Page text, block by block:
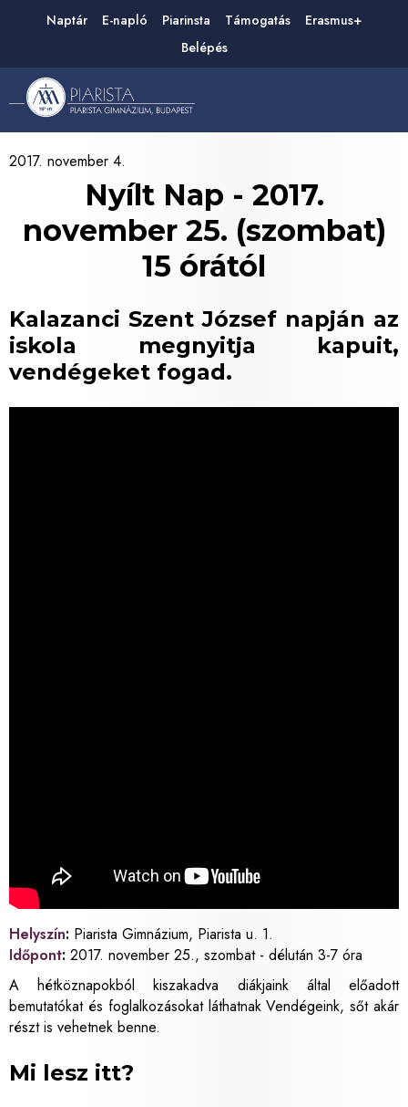
Naptár E-napló Piarinsta Támogatás
Erasmus+
Belépés
2017. november 4.
Nyílt Nap - 2017.
november 25. (szombat)
15 órától
Kalazanci Szent József napján az
iskola megnyitja kapuit,
vendégeket fogad.
Helyszín: Piarista Gimnázium, Piarista u. 1.
Időpont: 2017. november 25., szombat - délután 3-7 óra
A hétköznapokból kiszakadva diákjaink által előadott
bemutatókat és foglalkozásokat láthatnak Vendégeink, sőt akár
részt is vehetnek benne.
Mi lesz itt?